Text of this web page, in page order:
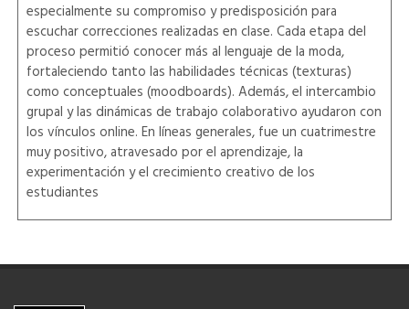
especialmente su compromiso y predisposición para
escuchar correcciones realizadas en clase. Cada etapa del
proceso permitió conocer más al lenguaje de la moda,
fortaleciendo tanto las habilidades técnicas (texturas)
como conceptuales (moodboards). Además, el intercambio
grupal y las dinámicas de trabajo colaborativo ayudaron con
los vínculos online. En líneas generales, fue un cuatrimestre
muy positivo, atravesado por el aprendizaje, la
experimentación y el crecimiento creativo de los
estudiantes